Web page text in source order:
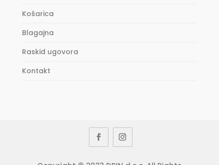
Košarica
Blagajna
Raskid ugovora
Kontakt